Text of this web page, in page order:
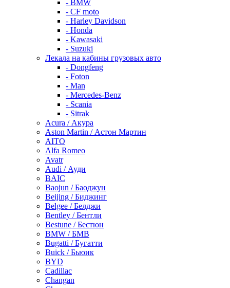
- BMW
- CF moto
- Harley Davidson
- Honda
- Kawasaki
- Suzuki
Лекала на кабины грузовых авто
- Dongfeng
- Foton
- Man
- Mercedes-Benz
- Scania
- Sitrak
Acura / Акура
Aston Martin / Астон Мартин
AITO
Alfa Romeo
Avatr
Audi / Ауди
BAIC
Baojun / Баоджун
Beijing / Биджинг
Belgee / Белджи
Bentley / Бентли
Bestune / Бестюн
BMW / БМВ
Bugatti / Бугатти
Buick / Бьюик
BYD
Cadillac
Changan